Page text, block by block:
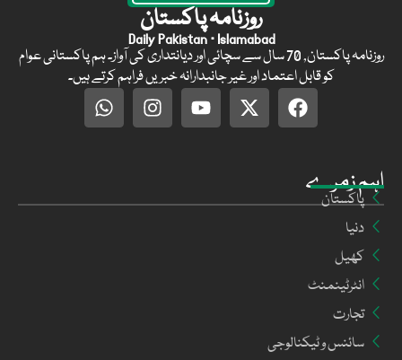
اہم زمرے
پاکستان
دنیا
کھیل
انٹرٹینمنٹ
تجارت
سائنس و ٹیکنالوجی
روزنامہ پاکستان
Daily Pakistan · Islamabad
روزنامہ پاکستان, 70 سال سے سچائی اور دیانتداری کی آواز۔ ہم پاکستانی عوام
کو قابل اعتماد اور غیر جانبدارانہ خبریں فراہم کرتے ہیں۔